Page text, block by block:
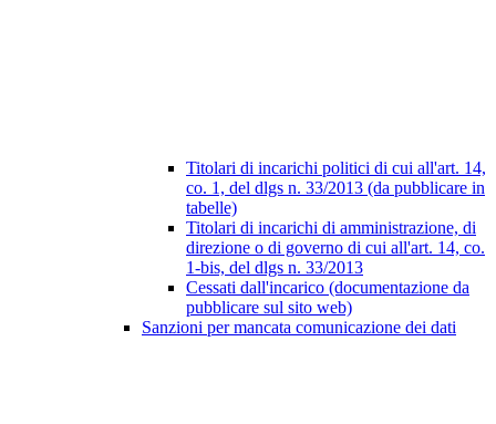
Titolari di incarichi politici di cui all'art. 14,
co. 1, del dlgs n. 33/2013 (da pubblicare in
tabelle)
Titolari di incarichi di amministrazione, di
direzione o di governo di cui all'art. 14, co.
1-bis, del dlgs n. 33/2013
Cessati dall'incarico (documentazione da
pubblicare sul sito web)
Sanzioni per mancata comunicazione dei dati